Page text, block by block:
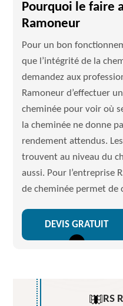
Pourquoi le faire
Ramoneur
Pour un bon
que l’intégrité de la
demandez aux
Ramoneur d’effectuer
cheminée pour voir où
la cheminée ne donne
rendement attendus.
trouvent au niveau du
aussi. Pour l’entreprise
de cheminée permet de
DEVIS GRATUIT
RS